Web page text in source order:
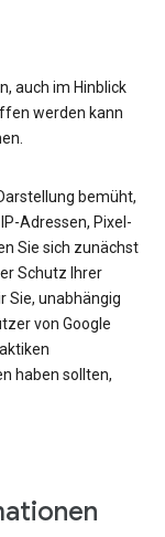
auch im Hinblick
werden kann
bemüht,
Adressen, Pixel-
Sie sich zunächst
Schutz Ihrer
Sie, unabhängig
von Google
haben sollten,